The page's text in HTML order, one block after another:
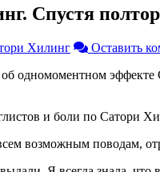
Спустя
Хилинг
Оставить
одномоментном
и боли по Сатори
возможным поводам,